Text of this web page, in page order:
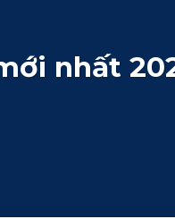
nhất